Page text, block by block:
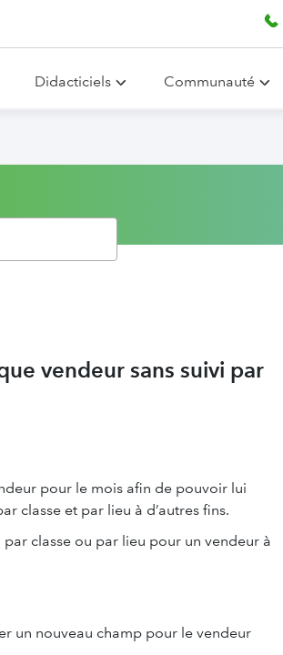
Didacticiels Communauté
vendeur sans suivi par
pour le mois afin de pouvoir lui
classe et par lieu à d’autres fins.
par classe ou par lieu pour un vendeur à
un nouveau champ pour le vendeur